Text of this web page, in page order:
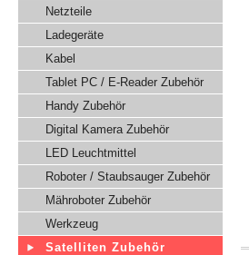
Netzteile
Ladegeräte
Kabel
Tablet PC / E-Reader Zubehör
Handy Zubehör
Digital Kamera Zubehör
LED Leuchtmittel
Roboter / Staubsauger Zubehör
Mähroboter Zubehör
Werkzeug
Satelliten Zubehör